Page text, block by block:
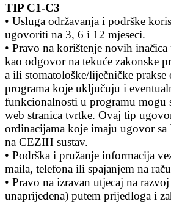
TIP C1-C3
• Usluga održavanja i podrške
ugovoriti na 3, 6 i 12 mjeseci.
• Pravo na korištenje novih
kao odgovor na tekuće zakonske
a ili stomatološke/liječničke
programa koje uključuju i
funkcionalnosti u programu mogu
web stranica tvrtke. Ovaj tip
ordinacijama koje imaju ugovor
na CEZIH sustav.
• Podrška i pružanje informacija
maila, telefona ili spajanjem na
• Pravo na izravan utjecaj na
unaprijeđena) putem prijedloga i